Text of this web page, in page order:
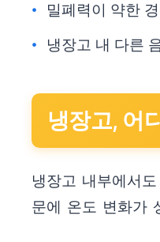
밀폐력이 약한
냉장고 내 다른
냉장고, 어
냉장고 내부에서
문에 온도 변화가